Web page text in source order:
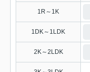
1R～1K
1DK～1LDK
2K～2LDK